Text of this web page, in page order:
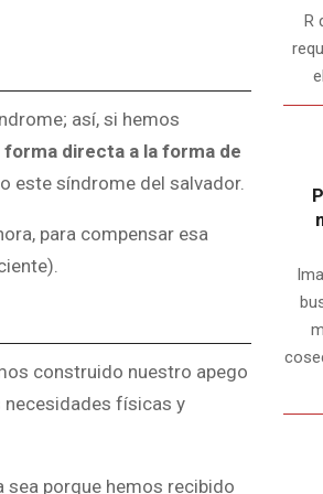
así, si hemos
directa a la forma de
este síndrome del salvador.
para compensar esa
construido nuestro apego
necesidades físicas y
sea porque hemos recibido
R